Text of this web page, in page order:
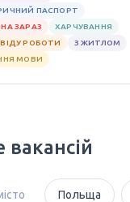
ПАСПОРТ
ЗАРАЗ
ХАРЧУВАННЯ
РОБОТИ
З ЖИТЛОМ
МОВИ
вакансій
Польща